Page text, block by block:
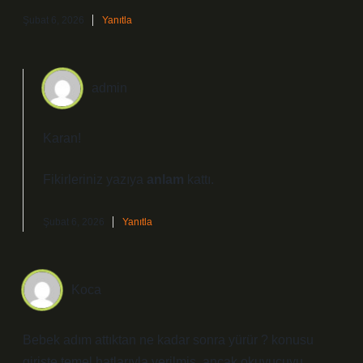
Şubat 6, 2026 Yanıtla
admin
Karan!
Fikirleriniz yazıya anlam kattı.
Şubat 6, 2026 Yanıtla
Koca
Bebek adım attıktan ne kadar sonra yürür ? konusu